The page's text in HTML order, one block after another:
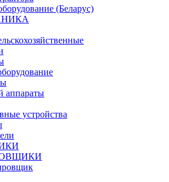
(Беларус)
аппараты
устройства